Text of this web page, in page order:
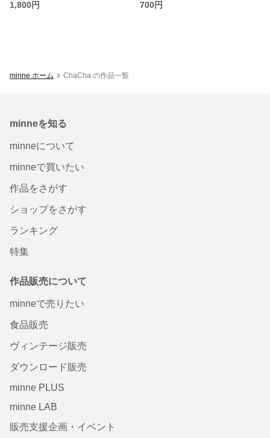
1,800円 700円
minne ホーム ChaCha の作品一覧
minneを知る
minneについて
minneで買いたい
作品をさがす
ショップをさがす
ランキング
特集
作品販売について
minneで売りたい
食品販売
ヴィンテージ販売
ダウンロード販売
minne PLUS
minne LAB
販売支援企画・イベント